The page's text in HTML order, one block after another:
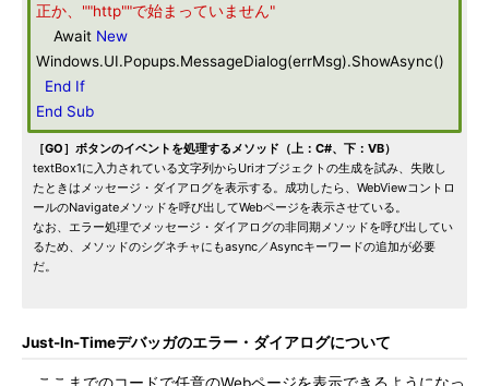
正か、""http""で始まっていません"
Await New
Windows.UI.Popups.MessageDialog(errMsg).ShowAsync()
End If
End Sub
［GO］ボタンのイベントを処理するメソッド（上：C#、下：VB）
textBox1に入力されている文字列からUriオブジェクトの生成を試み、失敗し
たときはメッセージ・ダイアログを表示する。成功したら、WebViewコントロ
ールのNavigateメソッドを呼び出してWebページを表示させている。
なお、エラー処理でメッセージ・ダイアログの非同期メソッドを呼び出してい
るため、メソッドのシグネチャにもasync／Asyncキーワードの追加が必要
だ。
Just-In-Timeデバッガのエラー・ダイアログについて